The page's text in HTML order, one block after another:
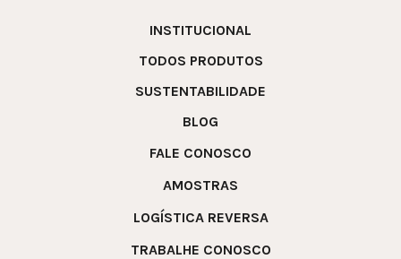
INSTITUCIONAL
TODOS PRODUTOS
SUSTENTABILIDADE
BLOG
FALE CONOSCO
AMOSTRAS
LOGÍSTICA REVERSA
TRABALHE CONOSCO